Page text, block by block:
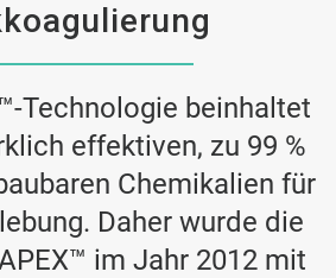
Technologie beinhaltet
effektiven, zu 99 %
Chemikalien für
Daher wurde die
im Jahr 2012 mit